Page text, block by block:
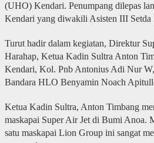
(UHO) Kendari. Penumpang dilepas
Kendari yang diwakili Asisten III
Turut hadir dalam kegiatan, Direktur
Harahap, Ketua Kadin Sultra Anton
Kendari, Kol. Pnb Antonius Adi Nur
Bandara HLO Benyamin Noach
Ketua Kadin Sultra, Anton Timbang
maskapai Super Air Jet di Bumi Anoa.
satu maskapai Lion Group ini sangat